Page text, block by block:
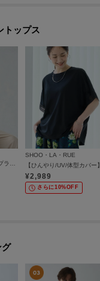
トップス
AIRYDRY ストライプペプラムベスト【ひんやり／セットアップ】
SHOO・LA・RUE
¥2,989
さらに10%OFF
グ